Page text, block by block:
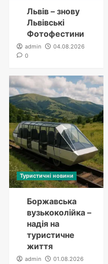
Львів – знову
Львівські
Фотофестини
admin
04.08.2026
0
Туристичні новини
Боржавська
вузькоколійка –
надія на
туристичне
життя
admin
01.08.2026